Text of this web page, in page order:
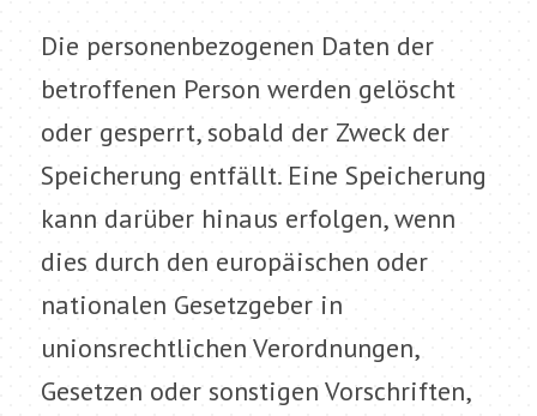
Die personenbezogenen Daten der
betroffenen Person werden gelöscht
oder gesperrt, sobald der Zweck der
Speicherung entfällt. Eine Speicherung
kann darüber hinaus erfolgen, wenn
dies durch den europäischen oder
nationalen Gesetzgeber in
unionsrechtlichen Verordnungen,
Gesetzen oder sonstigen Vorschriften,